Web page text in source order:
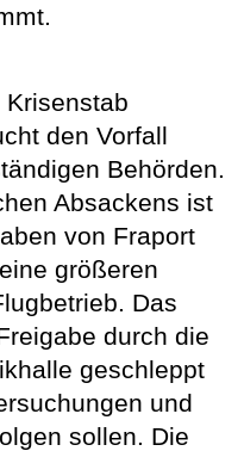
den Vorfall
Behörden.
Absackens ist
von Fraport
größeren
Das
durch die
geschleppt
und
sollen. Die